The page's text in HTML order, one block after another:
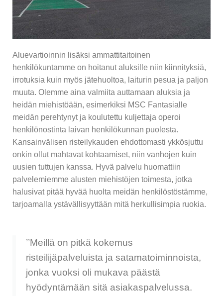
Aluevartioinnin lisäksi ammattitaitoinen
henkilökuntamme on hoitanut aluksille niin kiinnityksiä,
irrotuksia kuin myös jätehuoltoa, laiturin pesua ja paljon
muuta. Olemme aina valmiita auttamaan aluksia ja
heidän miehistöään, esimerkiksi MSC Fantasialle
meidän perehtynyt ja koulutettu kuljettaja operoi
henkilönostinta laivan henkilökunnan puolesta.
Kansainvälisen risteilykauden ehdottomasti ykkösjuttu
onkin ollut mahtavat kohtaamiset, niin vanhojen kuin
uusien tuttujen kanssa. Hyvä palvelu huomattiin
palvelemiemme alusten miehistöjen toimesta, jotka
halusivat pitää hyvää huolta meidän henkilöstöstämme,
tarjoamalla ystävällisyyttään mitä herkullisimpia ruokia.
’’Meillä on pitkä kokemus
risteilijäpalveluista ja satamatoiminnoista,
jonka vuoksi oli mukava päästä
hyödyntämään sitä asiakaspalvelussa.